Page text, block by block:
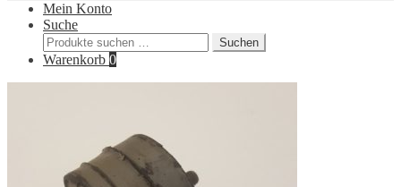
Mein Konto
Suche
Suchen
nach:
Suchen
Warenkorb 0